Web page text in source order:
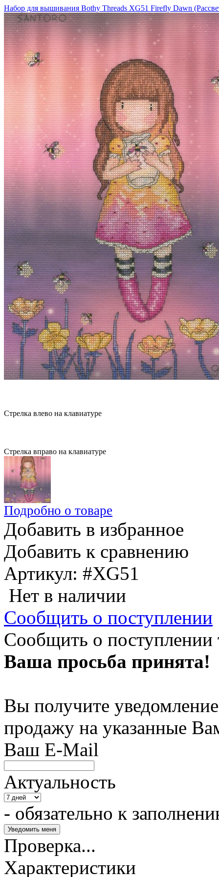
Набор для вышивания Bothy Threads XG51 Firefly Dawn
Стрелка влево на клавиатуре
Стрелка вправо на клавиатуре
Подробно о товаре
Добавить в избранное
Добавить к сравнению
Артикул: #XG51
Нет в наличии
Сообщить о поступлении
Сообщить о поступлении
Ваша просьба принята!
Вы получите
продажу на указанные
Ваш E-Mail
Актуальность
- обязательно к
Проверка...
Характеристики